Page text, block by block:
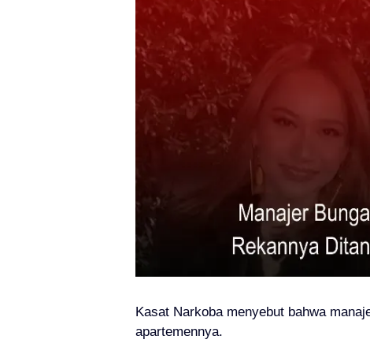
Kasat Narkoba menyebut bahwa
apartemennya.